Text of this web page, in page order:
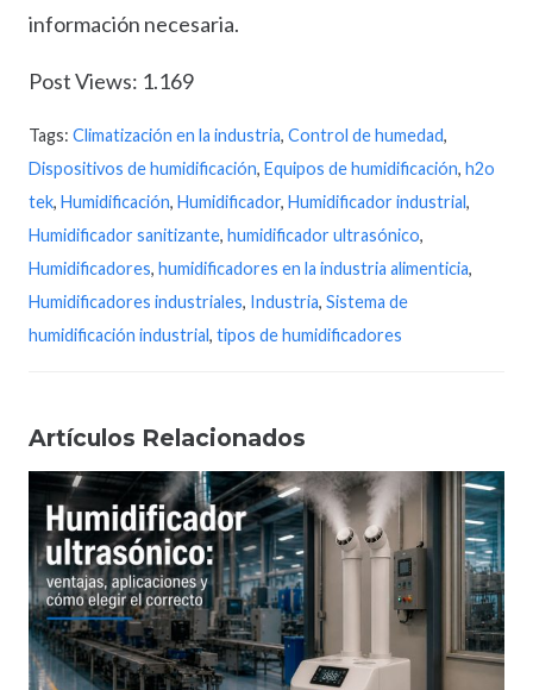
información necesaria.
Post Views: 1.169
Tags: Climatización en la industria, Control de humedad,
Dispositivos de humidificación, Equipos de humidificación, h2o
tek, Humidificación, Humidificador, Humidificador industrial,
Humidificador sanitizante, humidificador ultrasónico,
Humidificadores, humidificadores en la industria alimenticia,
Humidificadores industriales, Industria, Sistema de
humidificación industrial, tipos de humidificadores
Artículos Relacionados